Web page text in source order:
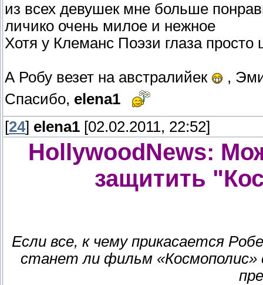
из всех девушек мне больше
личико очень милое и нежное
Хотя у Клеманс Поэзи глаза
А Робу везет на австралийек
,
Спасибо, elena1
[24] elena1 [02.02.2011, 22:52]
HollywoodNews:
защитить
Если все, к чему прикасается
станет ли фильм